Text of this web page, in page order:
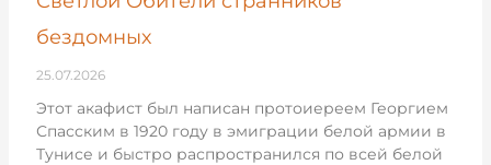
бездомных
25.07.2026
Этот акафист был написан протоиереем Георгием
Спасским в 1920 году в эмиграции белой армии в
Тунисе и быстро распространился по всей белой